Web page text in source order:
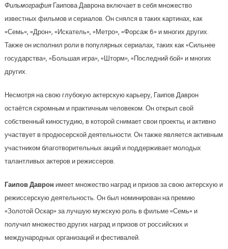
ФильмографияГаипова Даврона включает в себя множество
известных фильмов и сериалов. Он снялся в таких картинах, как
«Семь», «Дрон», «Искатель», «Метро», «Форсаж 6» и многих других.
Также он исполнил роли в популярных сериалах, таких как «Сильнее
государства», «Большая игра», «Шторм», «Последний бой» и многих
других.
Несмотря на свою глубокую актерскую карьеру, Гаипов Даврон
остаётся скромным и практичным человеком. Он открыл свой
собственный киностудию, в которой снимает свои проекты, и активно
участвует в продюсерской деятельности. Он также является активным
участником благотворительных акций и поддерживает молодых
талантливых актеров и режиссеров.
Гаипов Даврон имеет множество наград и призов за свою актерскую и
режиссерскую деятельность. Он был номинирован на премию
«Золотой Оскар» за лучшую мужскую роль в фильме «Семь» и
получил множество других наград и призов от российских и
международных организаций и фестивалей.